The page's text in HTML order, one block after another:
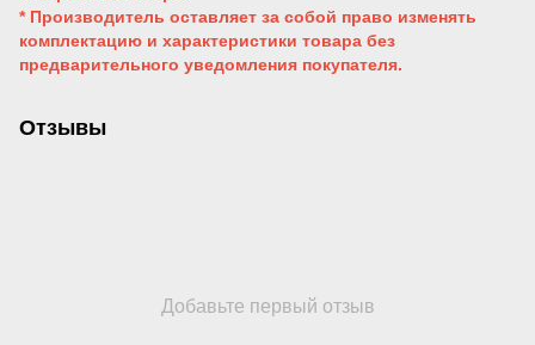
* Производитель оставляет за собой право изменять
комплектацию и характеристики товара без
предварительного уведомления покупателя.
Отзывы
Добавьте первый отзыв